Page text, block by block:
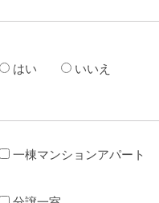
はい いいえ
一棟マンションアパート